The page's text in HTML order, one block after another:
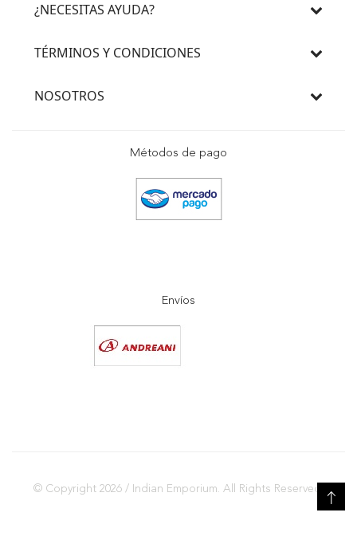
¿NECESITAS AYUDA?
TÉRMINOS Y CONDICIONES
NOSOTROS
Métodos de pago
Envíos
© Copyright 2026 / Indian Emporium. All Rights Reserved.